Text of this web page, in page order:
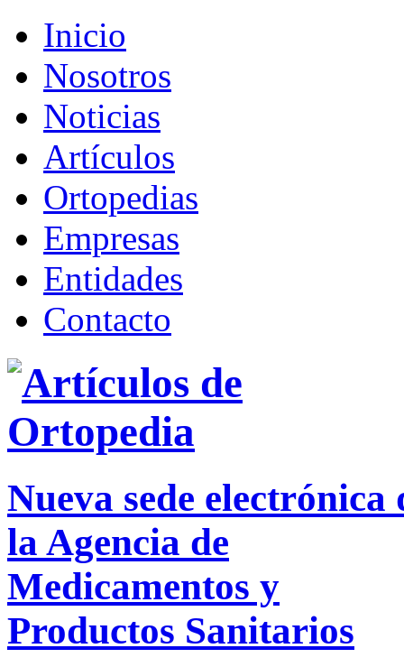
Inicio
Nosotros
Noticias
Artículos
Ortopedias
Empresas
Entidades
Contacto
Nueva sede electrónica
la Agencia de
Medicamentos y
Productos Sanitarios